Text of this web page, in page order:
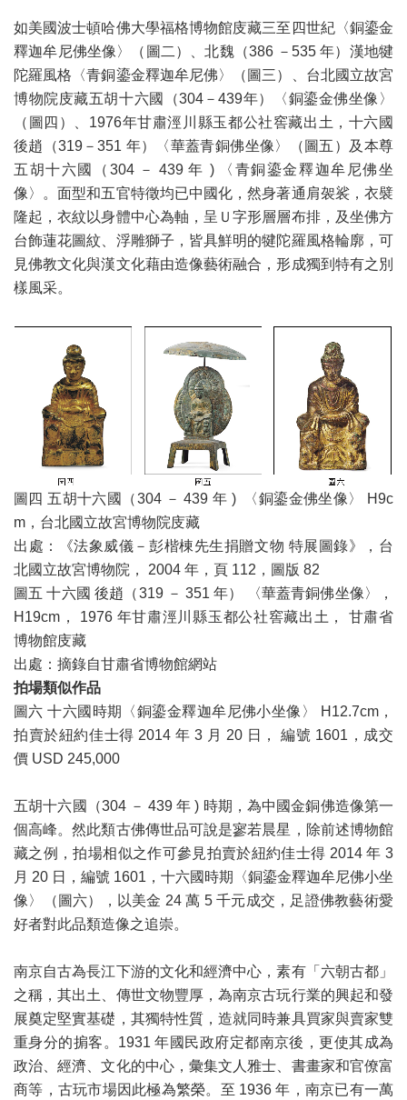
如美國波士頓哈佛大學福格博物館庋藏三至四世紀〈銅鎏金
釋迦牟尼佛坐像〉（圖二）、北魏（386 －535 年）漢地犍
陀羅風格〈青銅鎏金釋迦牟尼佛〉（圖三）、台北國立故宮
博物院庋藏五胡十六國（304－439年）〈銅鎏金佛坐像〉
（圖四）、1976年甘肅涇川縣玉都公社窖藏出土，十六國
後趙（319－351 年）〈華蓋青銅佛坐像〉（圖五）及本尊
五胡十六國（304 － 439 年 ) 〈青銅鎏金釋迦牟尼佛坐
像〉。面型和五官特徵均已中國化，然身著通肩袈裟，衣襞
隆起，衣紋以身體中心為軸，呈Ｕ字形層層布排，及坐佛方
台飾蓮花圖紋、浮雕獅子，皆具鮮明的犍陀羅風格輪廓，可
見佛教文化與漢文化藉由造像藝術融合，形成獨到特有之別
樣風采。
圖四 五胡十六國（304 － 439 年 ) 〈銅鎏金佛坐像〉 H9c
m，台北國立故宮博物院庋藏
出處：《法象威儀－彭楷棟先生捐贈文物 特展圖錄》，台
北國立故宮博物院， 2004 年，頁 112，圖版 82
圖五 十六國 後趙（319 － 351 年） 〈華蓋青銅佛坐像〉，
H19cm， 1976 年甘肅涇川縣玉都公社窖藏出土， 甘肅省
博物館庋藏
出處：摘錄自甘肅省博物館網站
拍場類似作品
圖六 十六國時期〈銅鎏金釋迦牟尼佛小坐像〉 H12.7cm，
拍賣於紐約佳士得 2014 年 3 月 20 日， 編號 1601，成交
價 USD 245,000
五胡十六國（304 － 439 年 ) 時期，為中國金銅佛造像第一
個高峰。然此類古佛傳世品可說是寥若晨星，除前述博物館
藏之例，拍場相似之作可參見拍賣於紐約佳士得 2014 年 3
月 20 日，編號 1601，十六國時期〈銅鎏金釋迦牟尼佛小坐
像〉（圖六），以美金 24 萬 5 千元成交，足證佛教藝術愛
好者對此品類造像之追崇。
南京自古為長江下游的文化和經濟中心，素有「六朝古都」
之稱，其出土、傳世文物豐厚，為南京古玩行業的興起和發
展奠定堅實基礎，其獨特性質，造就同時兼具買家與賣家雙
重身分的掮客。1931 年國民政府定都南京後，更使其成為
政治、經濟、文化的中心，彙集文人雅士、書畫家和官僚富
商等，古玩市場因此極為繁榮。至 1936 年，南京已有一萬